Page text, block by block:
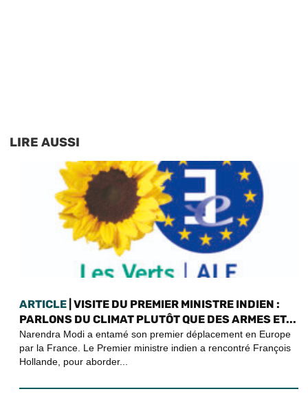
LIRE AUSSI
ARTICLE | VISITE DU PREMIER MINISTRE INDIEN :
PARLONS DU CLIMAT PLUTÔT QUE DES ARMES ET...
Narendra Modi a entamé son premier déplacement en Europe
par la France. Le Premier ministre indien a rencontré François
Hollande, pour aborder...